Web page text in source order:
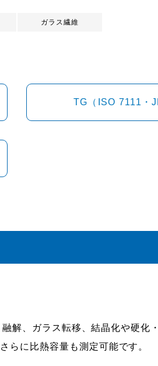
ガラス繊維
TG（ISO 7111・
、ガラス転移、結晶化や硬化
らに比熱容量も測定可能です。